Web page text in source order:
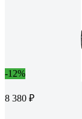
-12%
8 380 ₽